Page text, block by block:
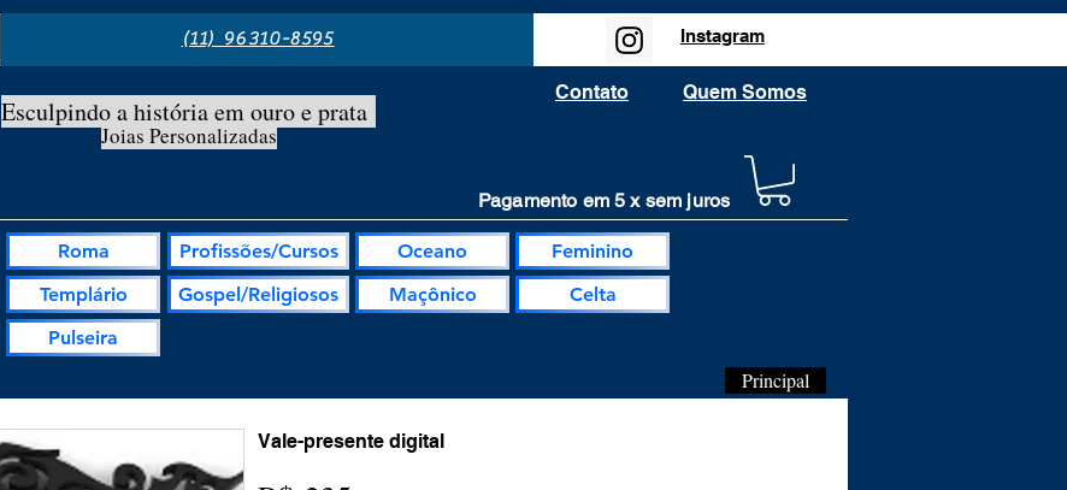
(11) 96310-8595 Instagram
Esculpindo a história em ouro e prata
Joias Personalizadas
Contato Quem Somos
Pagamento em 5 x sem juros
Roma Profissões/Cursos Oceano
Feminino
Templário
Gospel/Religiosos Maçônico
Celta
Pulseira
Principal
Vale-presente digital